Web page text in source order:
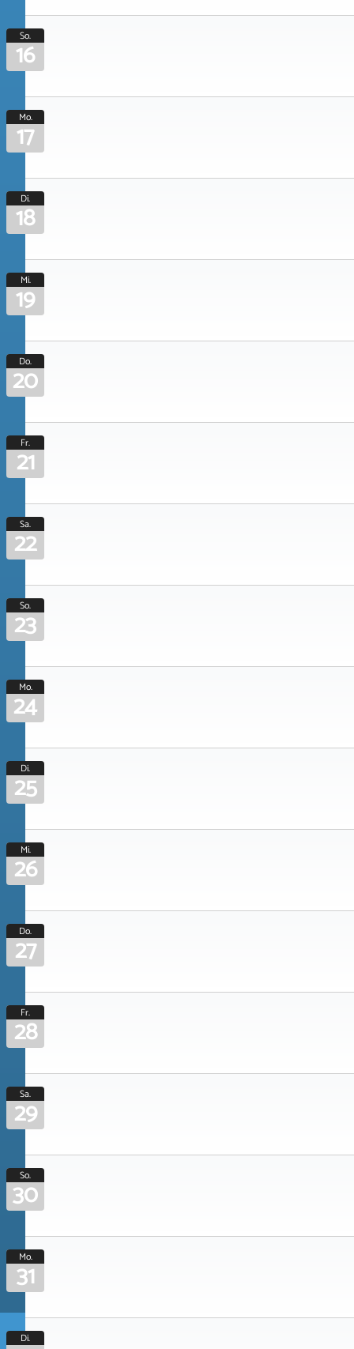
So.
16
Mo.
17
Di.
18
Mi.
19
Do.
20
Fr.
21
Sa.
22
So.
23
Mo.
24
Di.
25
Mi.
26
Do.
27
Fr.
28
Sa.
29
So.
30
Mo.
31
Di.